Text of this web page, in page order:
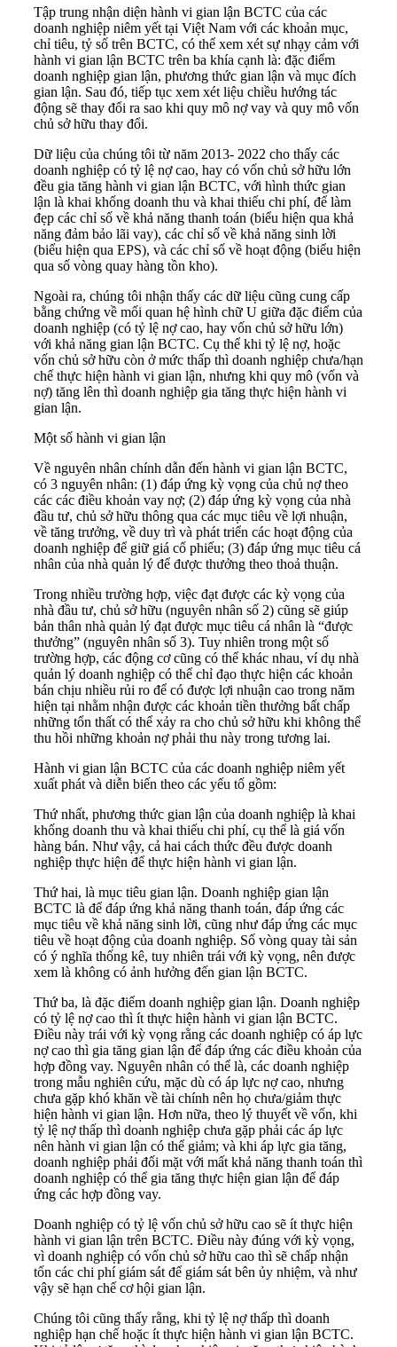
Tập trung nhận diện hành vi gian lận BCTC của các
doanh nghiệp niêm yết tại Việt Nam với các khoản mục,
chỉ tiêu, tỷ số trên BCTC, có thể xem xét sự nhạy cảm với
hành vi gian lận BCTC trên ba khía cạnh là: đặc điểm
doanh nghiệp gian lận, phương thức gian lận và mục đích
gian lận. Sau đó, tiếp tục xem xét liệu chiều hướng tác
động sẽ thay đổi ra sao khi quy mô nợ vay và quy mô vốn
chủ sở hữu thay đổi.
Dữ liệu của chúng tôi từ năm 2013- 2022 cho thấy các
doanh nghiệp có tỷ lệ nợ cao, hay có vốn chủ sở hữu lớn
đều gia tăng hành vi gian lận BCTC, với hình thức gian
lận là khai khống doanh thu và khai thiếu chi phí, để làm
đẹp các chỉ số về khả năng thanh toán (biểu hiện qua khả
năng đảm bảo lãi vay), các chỉ số về khả năng sinh lời
(biểu hiện qua EPS), và các chỉ số về hoạt động (biểu hiện
qua số vòng quay hàng tồn kho).
Ngoài ra, chúng tôi nhận thấy các dữ liệu cũng cung cấp
bằng chứng về mối quan hệ hình chữ U giữa đặc điểm của
doanh nghiệp (có tỷ lệ nợ cao, hay vốn chủ sở hữu lớn)
với khả năng gian lận BCTC. Cụ thể khi tỷ lệ nợ, hoặc
vốn chủ sở hữu còn ở mức thấp thì doanh nghiệp chưa/hạn
chế thực hiện hành vi gian lận, nhưng khi quy mô (vốn và
nợ) tăng lên thì doanh nghiệp gia tăng thực hiện hành vi
gian lận.
Một số hành vi gian lận
Về nguyên nhân chính dẫn đến hành vi gian lận BCTC,
có 3 nguyên nhân: (1) đáp ứng kỳ vọng của chủ nợ theo
các các điều khoản vay nợ; (2) đáp ứng kỳ vọng của nhà
đầu tư, chủ sở hữu thông qua các mục tiêu về lợi nhuận,
về tăng trưởng, về duy trì và phát triển các hoạt động của
doanh nghiệp để giữ giá cổ phiếu; (3) đáp ứng mục tiêu cá
nhân của nhà quản lý để được thưởng theo thoả thuận.
Trong nhiều trường hợp, việc đạt được các kỳ vọng của
nhà đầu tư, chủ sở hữu (nguyên nhân số 2) cũng sẽ giúp
bản thân nhà quản lý đạt được mục tiêu cá nhân là “được
thưởng” (nguyên nhân số 3). Tuy nhiên trong một số
trường hợp, các động cơ cũng có thể khác nhau, ví dụ nhà
quản lý doanh nghiệp có thể chỉ đạo thực hiện các khoản
bán chịu nhiều rủi ro để có được lợi nhuận cao trong năm
hiện tại nhằm nhận được các khoản tiền thưởng bất chấp
những tổn thất có thể xảy ra cho chủ sở hữu khi không thể
thu hồi những khoản nợ phải thu này trong tương lai.
Hành vi gian lận BCTC của các doanh nghiệp niêm yết
xuất phát và diễn biến theo các yếu tố gồm:
Thứ nhất, phương thức gian lận của doanh nghiệp là khai
khống doanh thu và khai thiếu chi phí, cụ thể là giá vốn
hàng bán. Như vậy, cả hai cách thức đều được doanh
nghiệp thực hiện để thực hiện hành vi gian lận.
Thứ hai, là mục tiêu gian lận. Doanh nghiệp gian lận
BCTC là để đáp ứng khả năng thanh toán, đáp ứng các
mục tiêu về khả năng sinh lời, cũng như đáp ứng các mục
tiêu về hoạt động của doanh nghiệp. Số vòng quay tài sản
có ý nghĩa thống kê, tuy nhiên trái với kỳ vọng, nên được
xem là không có ảnh hưởng đến gian lận BCTC.
Thứ ba, là đặc điểm doanh nghiệp gian lận. Doanh nghiệp
có tỷ lệ nợ cao thì ít thực hiện hành vi gian lận BCTC.
Điều này trái với kỳ vọng rằng các doanh nghiệp có áp lực
nợ cao thì gia tăng gian lận để đáp ứng các điều khoản của
hợp đồng vay. Nguyên nhân có thể là, các doanh nghiệp
trong mẫu nghiên cứu, mặc dù có áp lực nợ cao, nhưng
chưa gặp khó khăn về tài chính nên họ chưa/giảm thực
hiện hành vi gian lận. Hơn nữa, theo lý thuyết về vốn, khi
tỷ lệ nợ thấp thì doanh nghiệp chưa gặp phải các áp lực
nên hành vi gian lận có thể giảm; và khi áp lực gia tăng,
doanh nghiệp phải đối mặt với mất khả năng thanh toán thì
doanh nghiệp có thể gia tăng thực hiện gian lận để đáp
ứng các hợp đồng vay.
Doanh nghiệp có tỷ lệ vốn chủ sở hữu cao sẽ ít thực hiện
hành vi gian lận trên BCTC. Điều này đúng với kỳ vọng,
vì doanh nghiệp có vốn chủ sở hữu cao thì sẽ chấp nhận
tốn các chi phí giám sát để giám sát bên ủy nhiệm, và như
vậy sẽ hạn chế cơ hội gian lận.
Chúng tôi cũng thấy rằng, khi tỷ lệ nợ thấp thì doanh
nghiệp hạn chế hoặc ít thực hiện hành vi gian lận BCTC.